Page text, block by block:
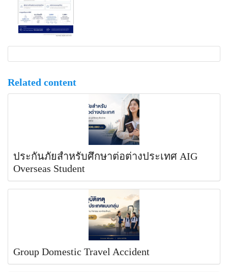
Related content
ประกันภัยสำหรับศึกษาต่อต่างประเทศ AIG
Overseas Student
Group Domestic Travel Accident